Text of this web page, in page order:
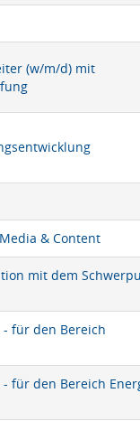
(w/m/d) mit
& Content
mit dem
für den Bereich
für den Bereich